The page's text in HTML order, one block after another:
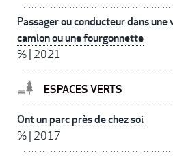
Passager ou conducteur dans une
camion ou une fourgonnette
% 2021
ESPACES VERTS
Ont un parc près de chez soi
% 2017